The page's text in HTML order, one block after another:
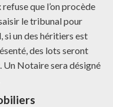
refuse que l’on procède
le tribunal pour
si un des héritiers est
des lots seront
Notaire sera désigné